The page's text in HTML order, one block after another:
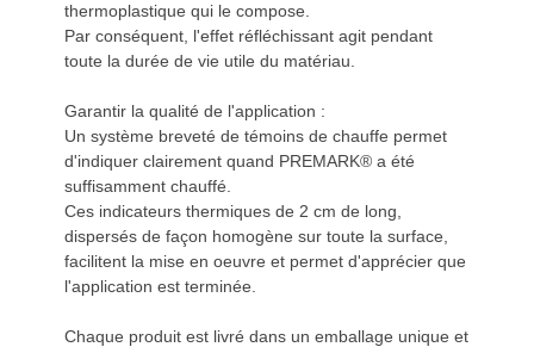
thermoplastique qui le compose.
Par conséquent, l'effet réfléchissant agit pendant
toute la durée de vie utile du matériau.
Garantir la qualité de l'application :
Un système breveté de témoins de chauffe permet
d'indiquer clairement quand PREMARK® a été
suffisamment chauffé.
Ces indicateurs thermiques de 2 cm de long,
dispersés de façon homogène sur toute la surface,
facilitent la mise en oeuvre et permet d'apprécier que
l'application est terminée.
Chaque produit est livré dans un emballage unique et